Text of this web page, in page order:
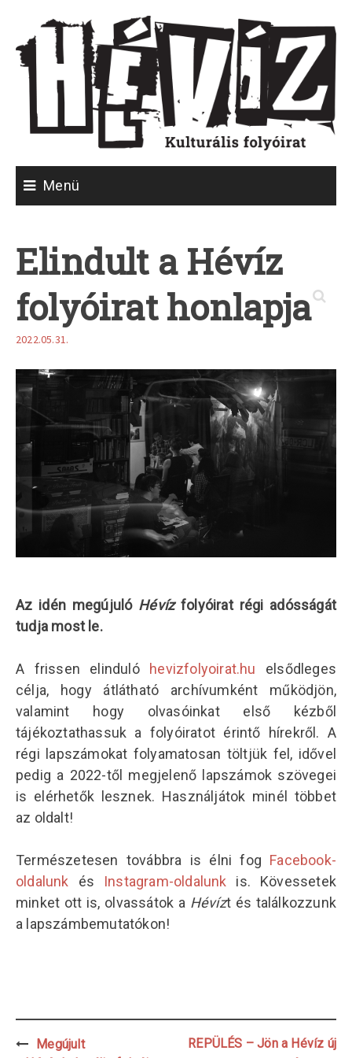
content
Menü
Elindult a Hévíz
folyóirat honlapja
2022.05.31.
Az idén megújuló Hévíz folyóirat régi adósságát
tudja most le.
A frissen elinduló hevizfolyoirat.hu elsődleges
célja, hogy átlátható archívumként működjön,
valamint hogy olvasóinkat első kézből
tájékoztathassuk a folyóiratot érintő hírekről. A
régi lapszámokat folyamatosan töltjük fel, idővel
pedig a 2022-től megjelenő lapszámok szövegei
is elérhetők lesznek. Használjátok minél többet
az oldalt!
Természetesen továbbra is élni fog Facebook-
oldalunk és Instagram-oldalunk is. Kövessetek
minket ott is, olvassátok a Hévízt és találkozzunk
a lapszámbemutatókon!
PostMegújult
REPÜLÉS – Jön a Hévíz új